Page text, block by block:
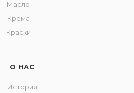
Масло
Крема
Краски
О НАС
История